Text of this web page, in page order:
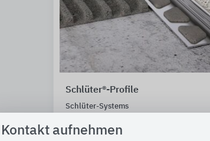
Schlüter®-Profile
Schlüter-Systems
Kontakt aufnehmen